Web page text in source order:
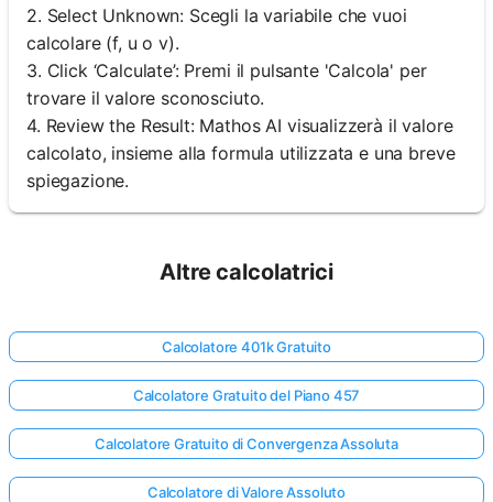
2. Select Unknown: Scegli la variabile che vuoi
calcolare (f, u o v).
3. Click ‘Calculate’: Premi il pulsante 'Calcola' per
trovare il valore sconosciuto.
4. Review the Result: Mathos AI visualizzerà il valore
calcolato, insieme alla formula utilizzata e una breve
spiegazione.
Altre calcolatrici
Calcolatore 401k Gratuito
Calcolatore Gratuito del Piano 457
Calcolatore Gratuito di Convergenza Assoluta
Calcolatore di Valore Assoluto